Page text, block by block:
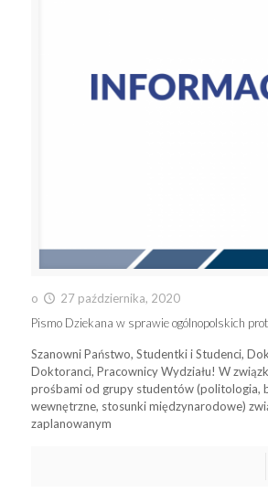
o
27 października, 2020
Pismo Dziekana w sprawie ogólnopolskich
Szanowni Państwo, Studentki i Studenci,
Doktoranci, Pracownicy Wydziału! W
prośbami od grupy studentów (politologia,
wewnętrzne, stosunki międzynarodowe)
zaplanowanym